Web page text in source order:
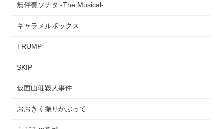
無伴奏ソナタ -The Musical-
キャラメルボックス
TRUMP
SKIP
仮面山荘殺人事件
おおきく振りかぶって